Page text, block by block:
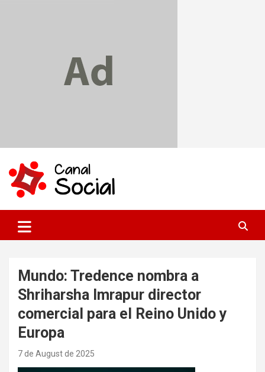
content
Canal Social
Mundo: Tredence nombra a
Shriharsha Imrapur director
comercial para el Reino Unido y
Europa
7 de August de 2025